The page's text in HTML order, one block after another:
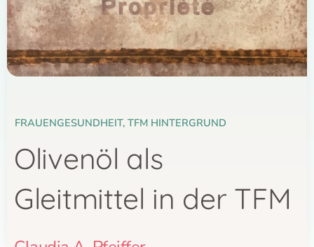
FRAUENGESUNDHEIT, TFM HINTERGRUND
Olivenöl als
Gleitmittel in der TFM